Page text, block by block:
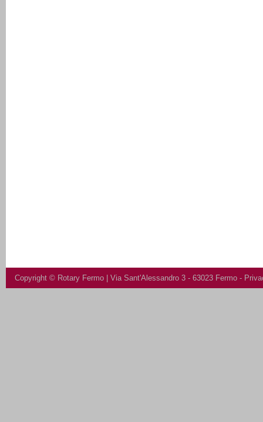
Copyright © Rotary Fermo | Via Sant'Alessandro 3 - 63023 Fermo -